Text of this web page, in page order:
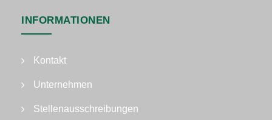
INFORMATIONEN
Kontakt
Unternehmen
Stellenausschreibungen